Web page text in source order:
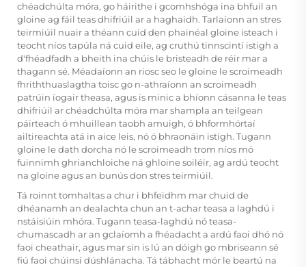
chéadchúlta móra, go háirithe i gcomhshóga ina bhfuil an
gloine ag fáil teas dhifriúil ar a haghaidh. Tarlaíonn an stres
teirmiúil nuair a théann cuid den phainéal gloine isteach i
teocht níos tapúla ná cuid eile, ag cruthú tinnscintí istigh a
d'fhéadfadh a bheith ina chúis le bristeadh de réir mar a
thagann sé. Méadaíonn an riosc seo le gloine le scroimeadh
fhriththuaslagtha toisc go n-athraíonn an scroimeadh
patrúin íogair theasa, agus is minic a bhíonn cásanna le teas
dhifriúil ar chéadchúlta móra mar shampla an teilgean
páirteach ó mhuillean taobh amuigh, ó bhformhórtaí
ailtireachta atá in aice leis, nó ó bhraonáin istigh. Tugann
gloine le dath dorcha nó le scroimeadh trom níos mó
fuinnimh ghrianchloiche ná ghloine soiléir, ag ardú teocht
na gloine agus an bunús don stres teirmiúil.
Tá roinnt tomhaltas a chur i bhfeidhm mar chuid de
dhéanamh an dealachta chun an t-achar teasa a laghdú i
nstáisiúin mhóra. Tugann teasa-laghdú nó teasa-
chumascadh ar an gclaíomh a fhéadacht a ardú faoi dhó nó
faoi cheathair, agus mar sin is lú an dóigh go mbriseann sé
fiú faoi chúinsí dúshlánacha. Tá tábhacht mór le beartú na